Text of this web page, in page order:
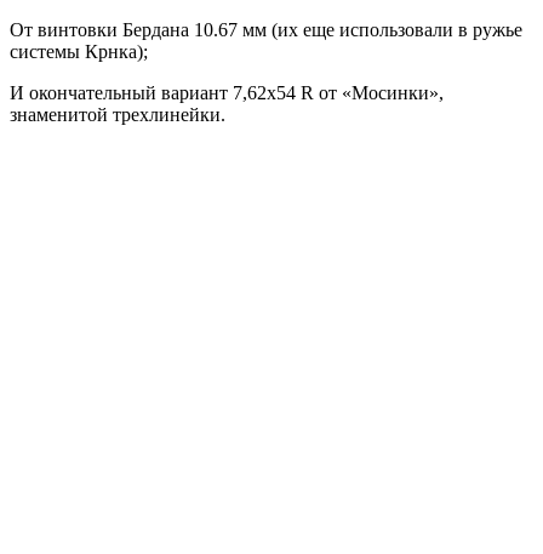
От винтовки Бердана 10.67 мм (их еще использовали в ружье
системы Крнка);
И окончательный вариант 7,62х54 R от «Мосинки»,
знаменитой трехлинейки.